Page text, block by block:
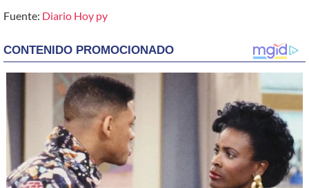
Fuente: Diario Hoy py